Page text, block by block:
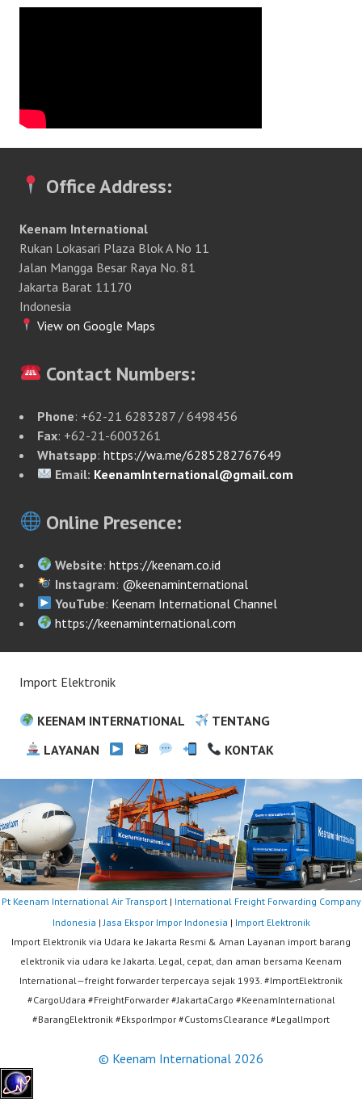
Office Address:
Keenam International
Rukan Lokasari Plaza Blok A No 11
Jalan Mangga Besar Raya No. 81
Jakarta Barat 11170
Indonesia
View on Google Maps
Contact Numbers:
Phone: +62-21 6283287 / 6498456
Fax: +62-21-6003261
Whatsapp: https://wa.me/6285282767649
Email: KeenamInternational@gmail.com
Online Presence:
Website:https://keenam.co.id
Instagram: @keenaminternational
YouTube: Keenam International Channel
https://keenaminternational.com
Import Elektronik
KEENAM INTERNATIONAL
TENTANG
LAYANAN
KONTAK
Pt Keenam International Air Transport| International Freight Forwarding Company
Indonesia |Jasa Ekspor Impor Indonesia | Import Elektronik
Import Elektronik via Udara ke Jakarta Resmi & Aman Layanan import barang
elektronik via udara ke Jakarta. Legal, cepat, dan aman bersama Keenam
International—freight forwarder terpercaya sejak 1993. #ImportElektronik
#CargoUdara #FreightForwarder #JakartaCargo #KeenamInternational
#BarangElektronik #EksporImpor #CustomsClearance #LegalImport
© Keenam International 2026